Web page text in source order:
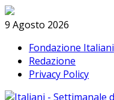
Skip
to
Search
9 Agosto 2026
Fondazione Italiani
Redazione
Privacy Policy